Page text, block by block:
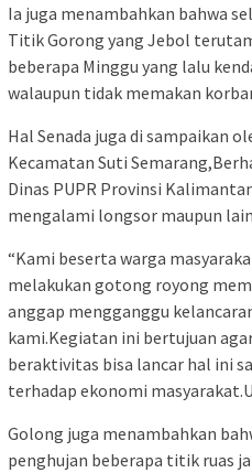
Ia juga menambahkan bahwa
Titik Gorong yang Jebol
beberapa Minggu yang lalu
walaupun tidak memakan
Hal Senada juga di sampaikan
Kecamatan Suti
Dinas PUPR Provinsi
mengalami longsor maupun
“Kami beserta warga
melakukan gotong royong
anggap mengganggu
kami.Kegiatan ini bertujuan
beraktivitas bisa lancar hal ini
terhadap ekonomi
Golong juga menambahkan
penghujan beberapa titik ruas